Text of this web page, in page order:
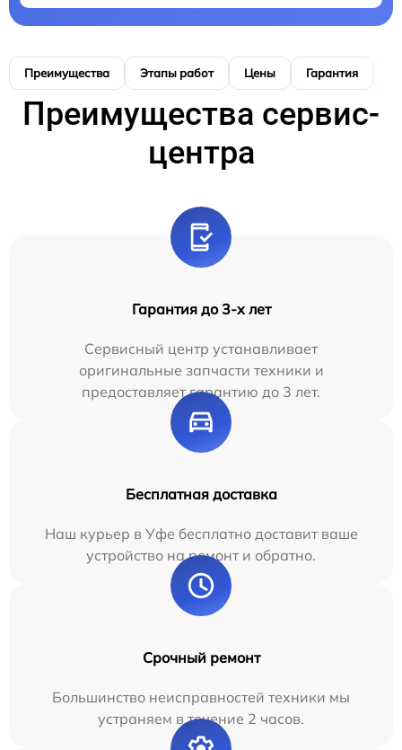
Преимущества Этапы работ Цены Гарантия
Преимущества сервис-
центра
Гарантия до 3-х лет
Сервисный центр устанавливает
оригинальные запчасти техники и
предоставляет гарантию до 3 лет.
Бесплатная доставка
Наш курьер в Уфе бесплатно доставит ваше
устройство на ремонт и обратно.
Срочный ремонт
Большинство неисправностей техники мы
устраняем в течение 2 часов.